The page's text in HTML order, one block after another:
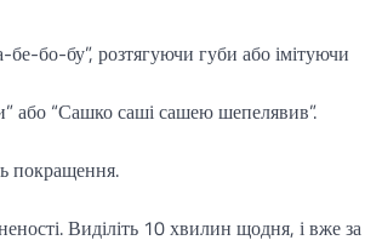
бо-бу”, розтягуючи губи або імітуючи
або “Сашко саші сашею шепелявив”.
покращення.
Виділіть 10 хвилин щодня, і вже за